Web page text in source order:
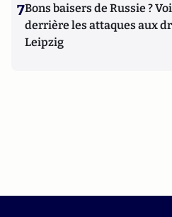
7Bons baisers de Russie ?
derrière les attaques aux
Leipzig